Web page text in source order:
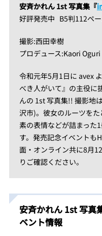
安斉かれん 1st 写真集『
好評発売中 B5判112ペー
撮影:西田幸樹
プロデュース:Kaori Oguri
令和元年5月1日に avex
べき人がいて』の主役に
んの 1st 写真集!! 撮影地
沢市)。彼女のルーツをた
素の表情などが詰まった
す。発売記念イベントも
面・オンライン共に8月
りご確認ください。
安斉かれん 1st 写真
ベント情報